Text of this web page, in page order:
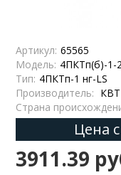
Артикул: 65565
Модель: 4ПКТп(б)-1-
Тип: 4ПКТп-1 нг-LS
Производитель: КВТ
Страна
Цена
3911.39